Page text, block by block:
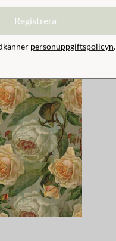
Registrera
personuppgiftspolicyn.